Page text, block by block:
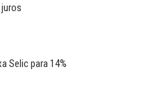
Selic para 14%